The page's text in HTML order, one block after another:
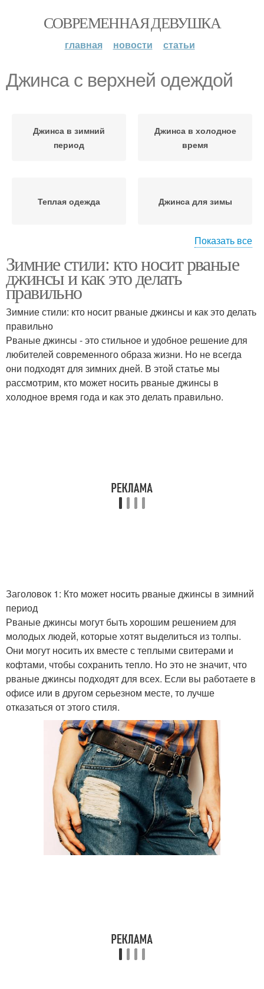
СОВРЕМЕННАЯ ДЕВУШКА
главная новости статьи
Джинса с верхней одеждой
Джинса в зимний
период
Джинса в холодное
время
Теплая одежда Джинса для зимы
Джинса с ботинками
погоду
Рваные джинсы
Джинса для холодной
погоды
Одежды в холодную
погоду
Показать все
Зимние стили: кто носит рваные
джинсы и как это делать
правильно
Зимние стили: кто носит рваные джинсы и как это делать
правильно
Рваные джинсы - это стильное и удобное решение для
любителей современного образа жизни. Но не всегда
они подходят для зимних дней. В этой статье мы
рассмотрим, кто может носить рваные джинсы в
холодное время года и как это делать правильно.
Заголовок 1: Кто может носить рваные джинсы в зимний
период
Рваные джинсы могут быть хорошим решением для
молодых людей, которые хотят выделиться из толпы.
Они могут носить их вместе с теплыми свитерами и
кофтами, чтобы сохранить тепло. Но это не значит, что
рваные джинсы подходят для всех. Если вы работаете в
офисе или в другом серьезном месте, то лучше
отказаться от этого стиля.